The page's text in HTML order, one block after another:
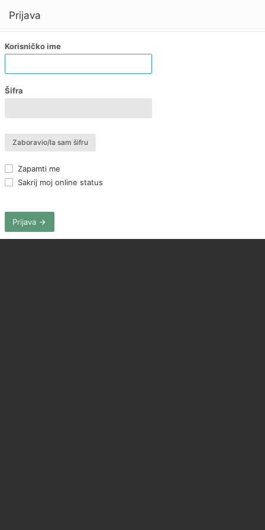
Prijava
Korisničko ime
Šifra
Zaboravio/la sam šifru
Zapamti me
Sakrij moj online status
Prijava